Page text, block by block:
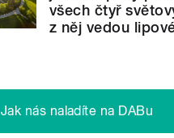
všech čtyř
z něj vedou
Jak nás naladíte na DABu